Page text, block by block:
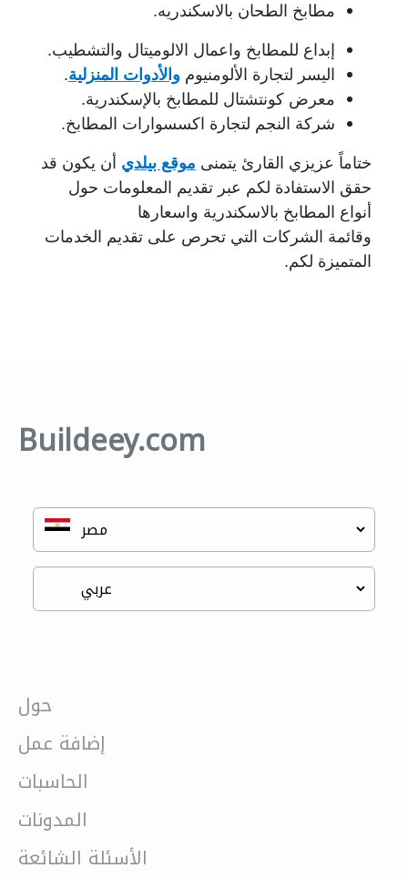
مطابخ الطحان بالاسكندريه.
إبداع للمطابخ واعمال الالوميتال والتشطيب.
اليسر لتجارة الألومنيوم والأدوات المنزلية.
معرض كونتشتال للمطابخ بالإسكندرية.
شركة النجم لتجارة اكسسوارات المطابخ.
ختاماً عزيزي القارئ يتمنى موقع بيلدي أن يكون قد
حقق الاستفادة لكم عبر تقديم المعلومات حول
أنواع المطابخ بالاسكندرية واسعارها
وقائمة الشركات التي تحرص على تقديم الخدمات
المتميزة لكم.
Buildeey.com
حول
إضافة عمل
الحاسبات
المدونات
الأسئلة الشائعة